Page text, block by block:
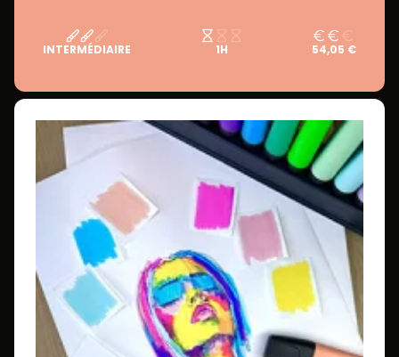
INTERMÉDIAIRE 1H 54,05 €